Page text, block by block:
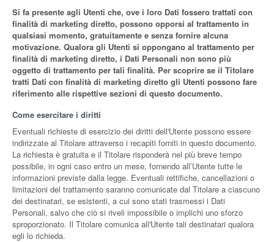
Si fa presente agli Utenti che, ove i loro Dati fossero trattati con
finalità di marketing diretto, possono opporsi al trattamento in
qualsiasi momento, gratuitamente e senza fornire alcuna
motivazione. Qualora gli Utenti si oppongano al trattamento per
finalità di marketing diretto, i Dati Personali non sono più
oggetto di trattamento per tali finalità. Per scoprire se il Titolare
tratti Dati con finalità di marketing diretto gli Utenti possono fare
riferimento alle rispettive sezioni di questo documento.
Come esercitare i diritti
Eventuali richieste di esercizio dei diritti dell'Utente possono essere
indirizzate al Titolare attraverso i recapiti forniti in questo documento.
La richiesta è gratuita e il Titolare risponderà nel più breve tempo
possibile, in ogni caso entro un mese, fornendo all’Utente tutte le
informazioni previste dalla legge. Eventuali rettifiche, cancellazioni o
limitazioni del trattamento saranno comunicate dal Titolare a ciascuno
dei destinatari, se esistenti, a cui sono stati trasmessi i Dati
Personali, salvo che ciò si riveli impossibile o implichi uno sforzo
sproporzionato. Il Titolare comunica all'Utente tali destinatari qualora
egli lo richieda.